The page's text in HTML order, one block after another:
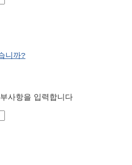
니까?
사항을 입력합니다